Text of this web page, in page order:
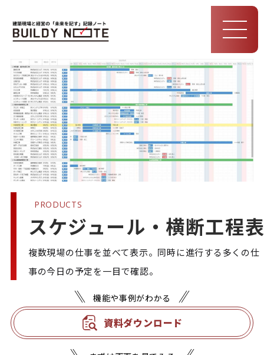
MEN
U
PRODUCTS
スケジュール・横断工程
複数現場の仕事を並べて表示。同時に進行する多くの仕
機能や事例がわかる
資料ダウンロード